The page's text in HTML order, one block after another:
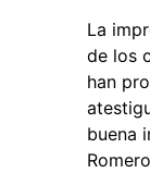
La
de los
han
buena